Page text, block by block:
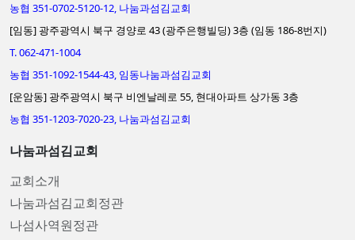
농협 351-0702-5120-12, 나눔과섬김교회
[임동] 광주광역시 북구 경양로 43 (광주은행빌딩) 3층 (임동 186-8번지)
T. 062-471-1004
농협 351-1092-1544-43, 임동나눔과섬김교회
[운암동] 광주광역시 북구 비엔날레로 55, 현대아파트 상가동 3층
농협 351-1203-7020-23, 나눔과섬김교회
나눔과섬김교회
교회소개
나눔과섬김교회정관
나섬사역원정관